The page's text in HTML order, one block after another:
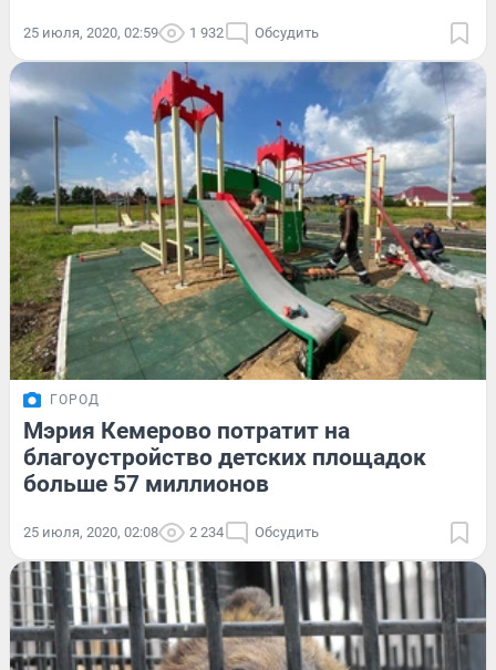
25 июля, 2020, 02:59 1 932 Обсудить
ГОРОД
Мэрия Кемерово потратит на
благоустройство детских площадок
больше 57 миллионов
25 июля, 2020, 02:08 2 234 Обсудить